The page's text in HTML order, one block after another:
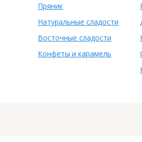
Пряник
Натуральные сладости
Восточные сладости
Конфеты и карамель